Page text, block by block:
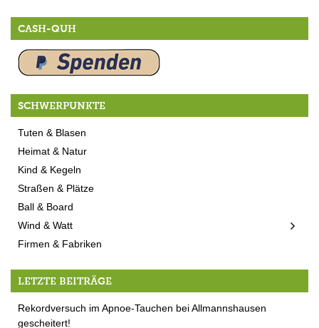
CASH-QUH
SCHWERPUNKTE
Tuten & Blasen
Heimat & Natur
Kind & Kegeln
Straßen & Plätze
Ball & Board
Wind & Watt
Firmen & Fabriken
LETZTE BEITRÄGE
Rekordversuch im Apnoe-Tauchen bei Allmannshausen
gescheitert!